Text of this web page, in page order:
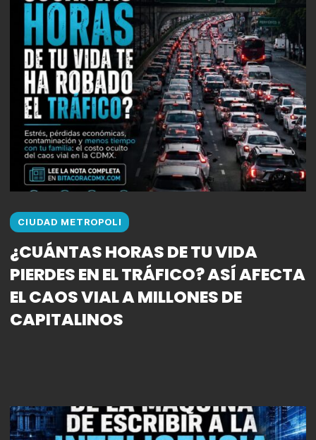
CIUDAD METROPOLI
¿CUÁNTAS HORAS DE TU VIDA
PIERDES EN EL TRÁFICO? ASÍ AFECTA
EL CAOS VIAL A MILLONES DE
CAPITALINOS